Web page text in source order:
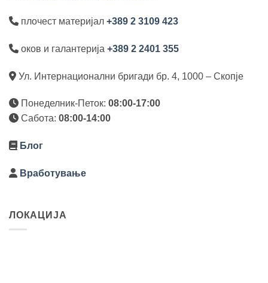
плочест материјал +389 2 3109 423
оков и галантерија +389 2 2401 355
Ул. Интернационални бригади бр. 4, 1000 – Скопје
Понеделник-Петок: 08:00-17:00
Сабота: 08:00-14:00
Блог
Вработување
ЛОКАЦИЈА